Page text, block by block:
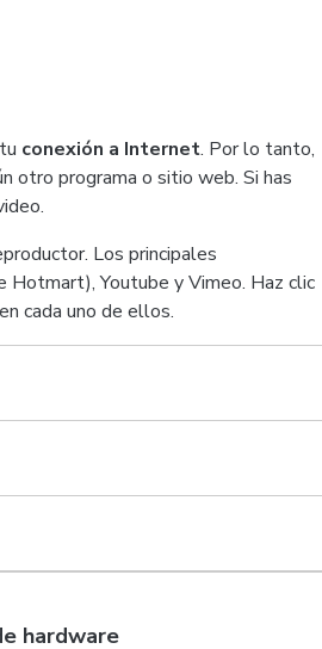
conexión a Internet. Por lo tanto,
otro programa o sitio web. Si has
Los principales
Hotmart), Youtube y Vimeo. Haz clic
cada uno de ellos.
hardware